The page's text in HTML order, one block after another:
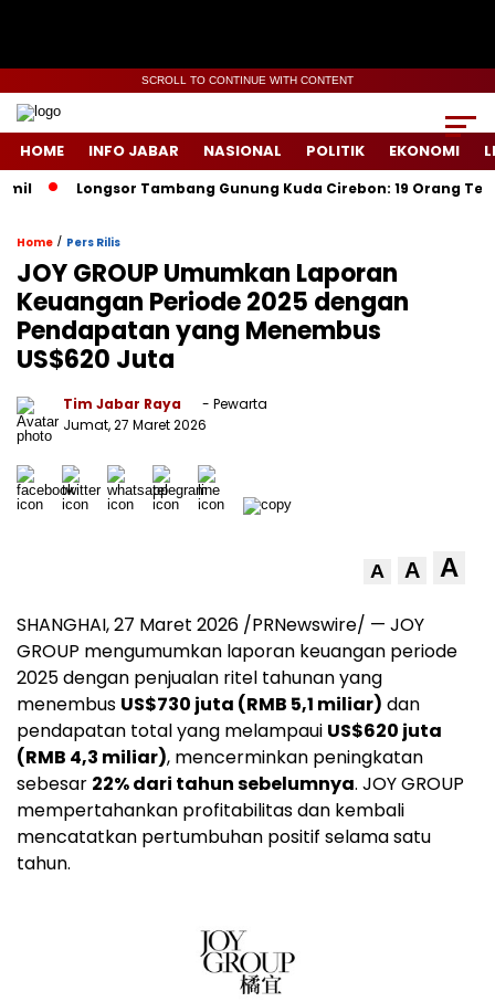
SCROLL TO CONTINUE WITH CONTENT
HOME INFO JABAR NASIONAL POLITIK EKONOMI
Longsor Tambang Gunung Kuda Cirebon: 19 Orang Tewas,
Home / Pers Rilis
JOY GROUP Umumkan Laporan
Keuangan Periode 2025 dengan
Pendapatan yang Menembus
US$620 Juta
Tim Jabar Raya
- Pewarta
Jumat, 27 Maret 2026
A A A
SHANGHAI, 27 Maret 2026 /PRNewswire/ — JOY
GROUP mengumumkan laporan keuangan periode
2025 dengan penjualan ritel tahunan yang
menembus US$730 juta (RMB 5,1 miliar) dan
pendapatan total yang melampaui US$620 juta
(RMB 4,3 miliar), mencerminkan peningkatan
sebesar 22% dari tahun sebelumnya. JOY GROUP
mempertahankan profitabilitas dan kembali
mencatatkan pertumbuhan positif selama satu
tahun.